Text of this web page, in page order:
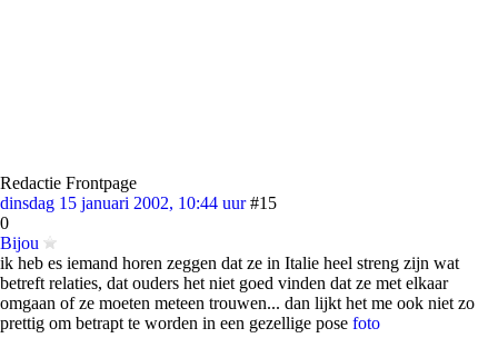
Redactie Frontpage
dinsdag 15 januari 2002, 10:44 uur #15
0
Bijou
ik heb es iemand horen zeggen dat ze in Italie heel streng zijn wat
betreft relaties, dat ouders het niet goed vinden dat ze met elkaar
omgaan of ze moeten meteen trouwen... dan lijkt het me ook niet zo
prettig om betrapt te worden in een gezellige pose foto